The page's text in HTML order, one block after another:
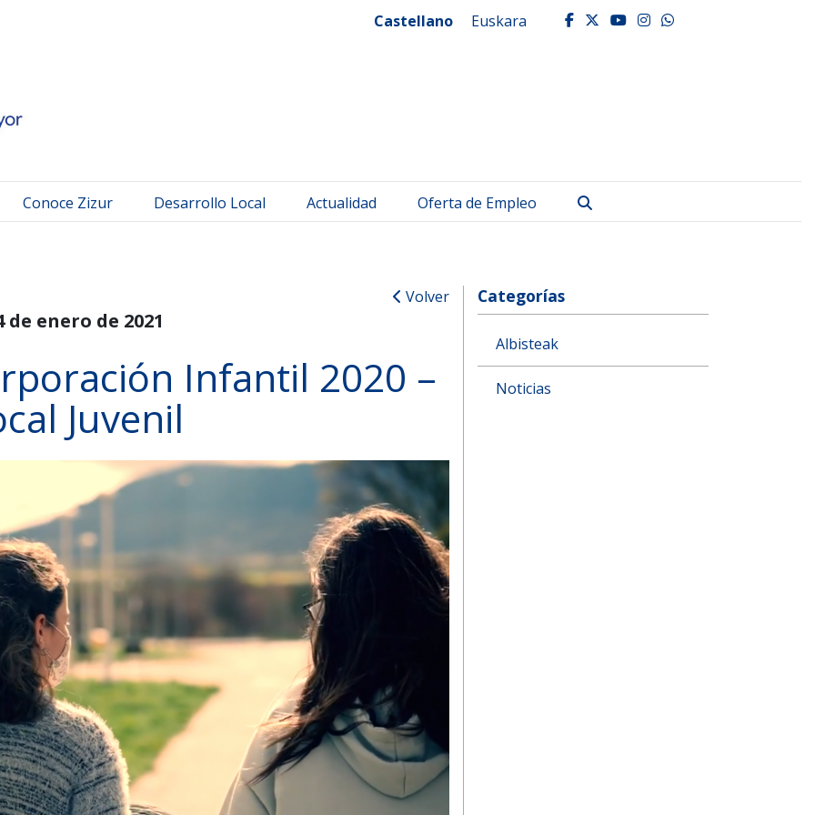
Castellano Euskara facebook
twitter
youtube
instagram
whatsapp
Conoce Zizur Desarrollo Local Actualidad Oferta de Empleo
Volver
de enero de 2021
Infantil 2020 –
Juvenil
Categorías
Albisteak
Noticias